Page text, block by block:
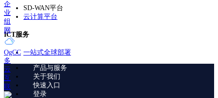
企
业
组
网
OgCC
多
云
互
联
SD-WAN平台
云计算平台
ICT服务
一站式全球部署
产品与服务
关于我们
快速入口
登录